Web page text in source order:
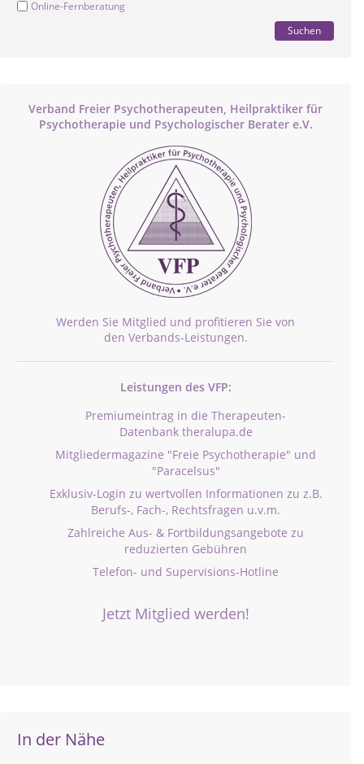
Online-Fernberatung
Suchen
Verband Freier Psychotherapeuten, Heilpraktiker für
Psychotherapie und Psychologischer Berater e.V.
Werden Sie Mitglied und profitieren Sie von
den Verbands-Leistungen.
Leistungen des VFP:
Premiumeintrag in die Therapeuten-
Datenbank theralupa.de
Mitgliedermagazine "Freie Psychotherapie" und
"Paracelsus"
Exklusiv-Login zu wertvollen Informationen zu z.B.
Berufs-, Fach-, Rechtsfragen u.v.m.
Zahlreiche Aus- & Fortbildungsangebote zu
reduzierten Gebühren
Telefon- und Supervisions-Hotline
Jetzt Mitglied werden!
In der Nähe